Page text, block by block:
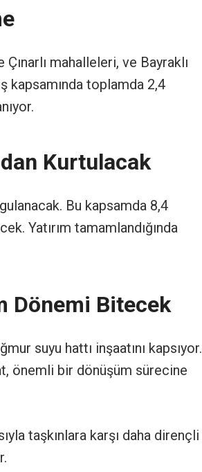
mahalleleri, ve Bayraklı
toplamda 2,4
Kurtulacak
Bu kapsamda 8,4
Yatırım tamamlandığında
Dönemi Bitecek
suyu hattı inşaatını kapsıyor.
önemli bir dönüşüm sürecine
taşkınlara karşı daha dirençli